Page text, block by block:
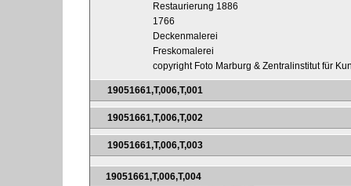
Restaurierung 1886
1766
Deckenmalerei
Freskomalerei
copyright Foto Marburg & Zentralinstitut für
19051661,T,006,T,001
19051661,T,006,T,002
19051661,T,006,T,003
19051661,T,006,T,004